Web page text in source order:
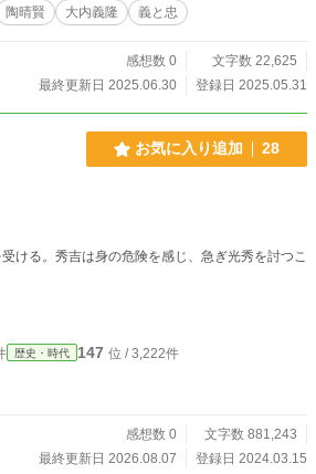
陶晴賢 大内義隆 義と忠
感想数 0
文字数 22,625
最終更新日 2025.06.30
登録日 2025.05.31
お気に入り追加 28
ける。秀吉は身の危険を感じ、急ぎ光秀を討つこ
歴史・時代 147 位 / 3,222件
感想数 0
文字数 881,243
最終更新日 2026.08.07
登録日 2024.03.15